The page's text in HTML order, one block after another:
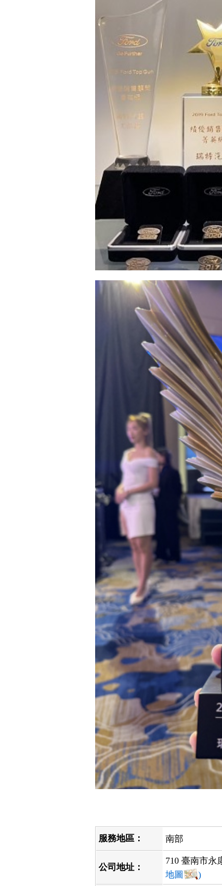
服務地區： 南部
公司地址：
710 臺南市永
地圖
)